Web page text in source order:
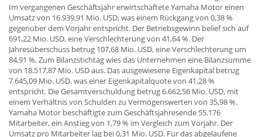
Im vergangenen Geschäftsjahr erwirtschaftete Yamaha Motor einen
Umsatz von 16.939,91 Mio. USD, was einem Rückgang von 0,38 %
gegenüber dem Vorjahr entspricht. Der Betriebsgewinn belief sich auf
691,22 Mio. USD, eine Verschlechterung von 41,64 %. Der
Jahresüberschuss betrug 107,68 Mio. USD, eine Verschlechterung um
84,91 %. Zum Bilanzstichtag wies das Unternehmen eine Bilanzsumme
von 18.517,87 Mio. USD aus. Das ausgewiesene Eigenkapital betrug
7.645,09 Mio. USD, was einer Eigenkapitalquote von 41,28 %
entspricht. Die Gesamtverschuldung betrug 6.662,56 Mio. USD, mit
einem Verhältnis von Schulden zu Vermögenswerten von 35,98 %.
Yamaha Motor beschäftigte zum Geschäftsjahresende 55.176
Mitarbeiter, ein Anstieg von 1,79 % im Vergleich zum Vorjahr. Der
Umsatz pro Mitarbeiter lag bei 0,31 Mio. USD. Für das abgelaufene